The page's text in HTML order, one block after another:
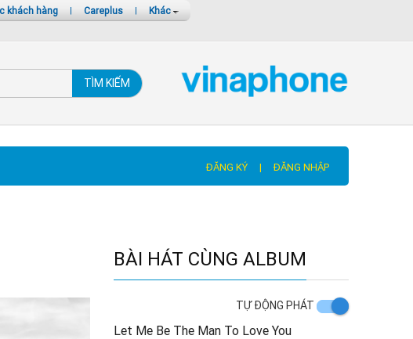
khách hàng | Careplus | Khác
TÌM KIẾM
ĐĂNG KÝ | ĐĂNG NHẬP
BÀI HÁT CÙNG ALBUM
TỰ ĐỘNG PHÁT
Let Me Be The Man To Love You